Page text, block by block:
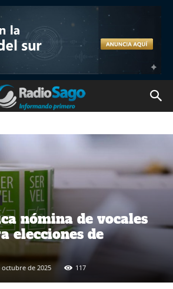
nómina de vocales
elecciones de
octubre de 2025 117